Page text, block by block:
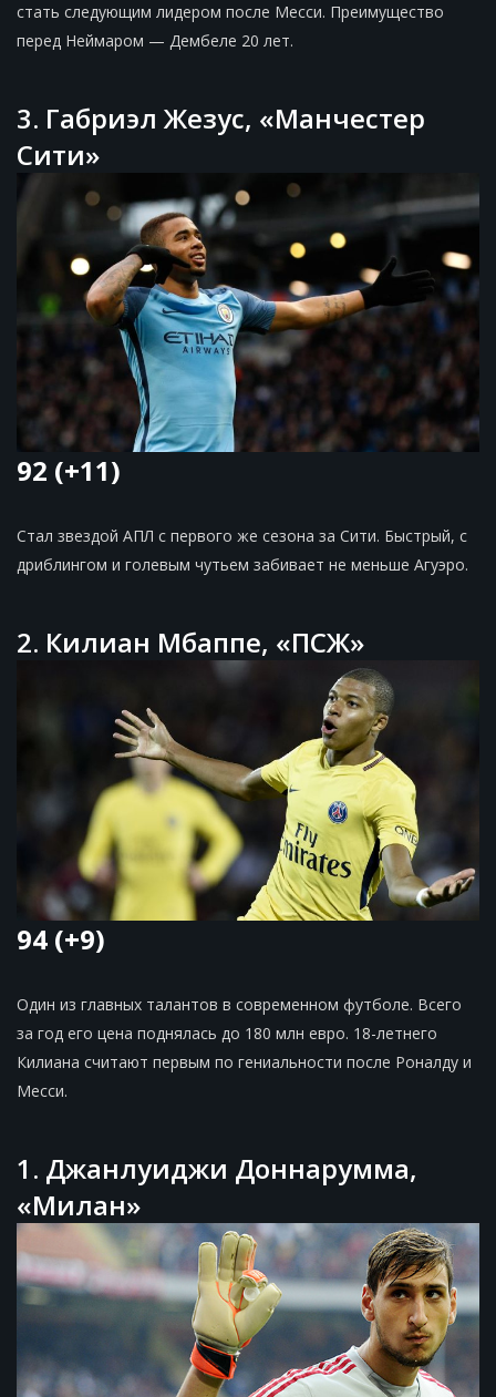
стать следующим лидером после Месси. Преимущество
перед Неймаром — Дембеле 20 лет.
3. Габриэл Жезус, «Манчестер
Сити»
92 (+11)
Стал звездой АПЛ с первого же сезона за Сити. Быстрый, с
дриблингом и голевым чутьем забивает не меньше Агуэро.
2. Килиан Мбаппе, «ПСЖ»
94 (+9)
Один из главных талантов в современном футболе. Всего
за год его цена поднялась до 180 млн евро. 18-летнего
Килиана считают первым по гениальности после Роналду и
Месси.
1. Джанлуиджи Доннарумма,
«Милан»